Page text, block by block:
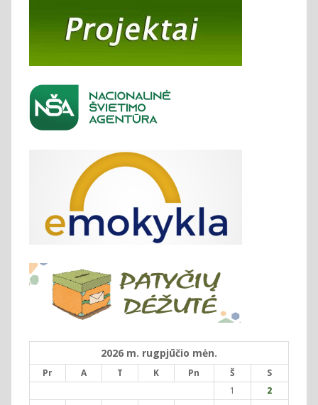
2026 m. rugpjūčio mėn.
Pr A T K Pn Š
S
1
2